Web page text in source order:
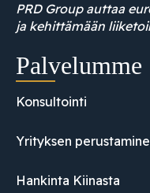
PRD Group auttaa
ja kehittämään
Palvelumme
Konsultointi
Yrityksen
Hankinta Kiinasta